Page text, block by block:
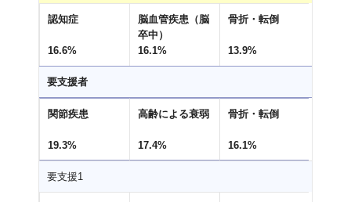
認知症
16.6%
脳血管疾患（脳
卒中）
16.1%
骨折・転倒
13.9%
要支援者
関節疾患
19.3%
高齢による衰弱
17.4%
骨折・転倒
16.1%
要支援1